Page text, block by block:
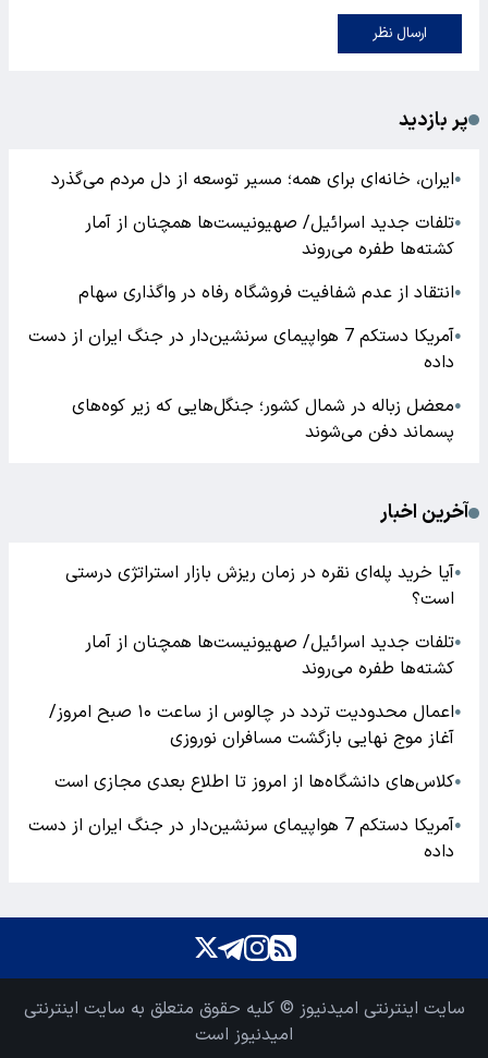
ارسال نظر
پر بازدید
●ایران، خانه‌ای برای همه؛ مسیر توسعه از دل مردم می‌گذرد
●تلفات جدید اسرائیل/ صهیونیست‌ها همچنان از آمار
کشته‌ها طفره می‌روند
●انتقاد از عدم شفافیت فروشگاه رفاه در واگذاری سهام
●
آمریکا دستکم 7 هواپیمای سرنشین‌دار در جنگ ایران از دست
داده
●معضل زباله در شمال کشور؛ جنگل‌هایی که زیر کوه‌های
پسماند دفن می‌شوند
آخرین اخبار
●آیا خرید پله‌ای نقره در زمان ریزش بازار استراتژی درستی
است؟
●تلفات جدید اسرائیل/ صهیونیست‌ها همچنان از آمار
کشته‌ها طفره می‌روند
●
اعمال محدودیت تردد در چالوس از ساعت ۱۰ صبح امروز/
آغاز موج نهایی بازگشت مسافران نوروزی
●کلاس‌های دانشگاه‌ها از امروز تا اطلاع بعدی مجازی است
●
آمریکا دستکم 7 هواپیمای سرنشین‌دار در جنگ ایران از دست
داده
سایت اینترنتی امیدنیوز © کلیه حقوق متعلق به سایت اینترنتی
امیدنیوز است